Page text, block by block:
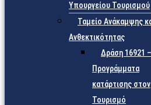
Υπουργείου Τουρισμού
Ταμείο Ανάκαμψης
Ανθεκτικότητας
Δράση 16921 –
Προγράμματα
κατάρτισης στον
Τουρισμό